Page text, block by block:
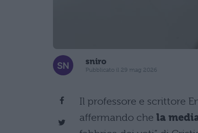
sniro
Pubblicato il 29 mag 2026
Il professore e scrittore
affermando che la